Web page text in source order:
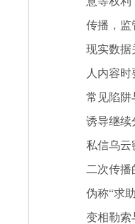
传播，监
现实数据
人内容
常见陷阱
诱导继续
私信乌云
二次传
伪称“求
变相勒索